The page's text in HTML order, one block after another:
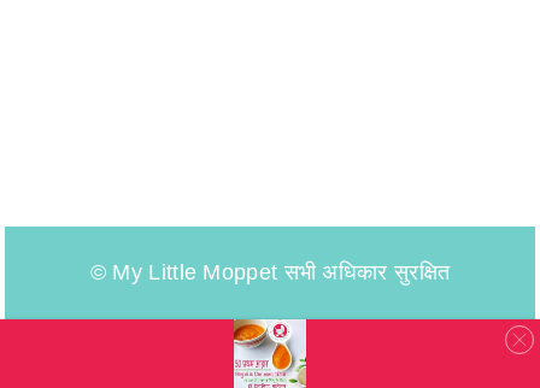
© My Little Moppet सभी अधिकार सुरक्षित